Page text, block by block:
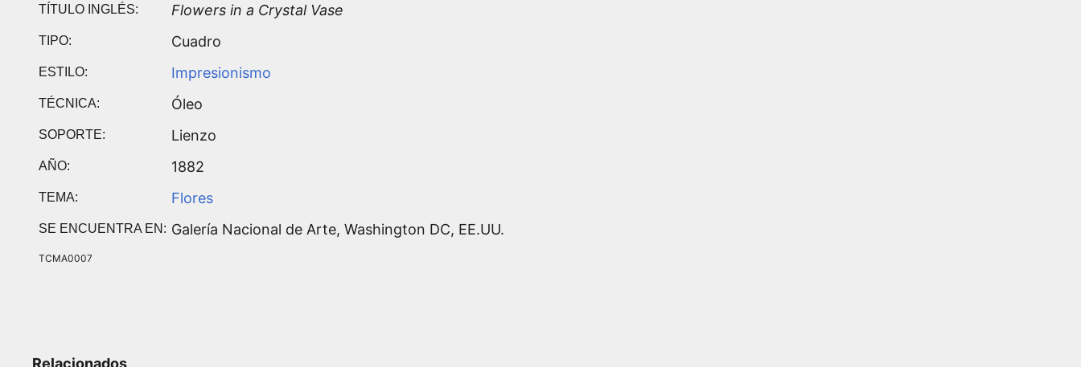
TÍTULO INGLÉS: Flowers in a Crystal Vase
TIPO: Cuadro
ESTILO: Impresionismo
TÉCNICA: Óleo
SOPORTE: Lienzo
AÑO: 1882
TEMA: Flores
SE ENCUENTRA EN: Galería Nacional de Arte, Washington DC, EE.UU.
TCMA0007
Relacionados